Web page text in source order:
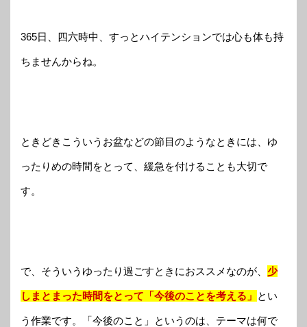
365日、四六時中、すっとハイテンションでは心も体も持
ちませんからね。
ときどきこういうお盆などの節目のようなときには、ゆ
ったりめの時間をとって、緩急を付けることも大切で
す。
で、そういうゆったり過ごすときにおススメなのが、 少
しまとまった時間をとって「今後のことを考える」 とい
う作業です。「今後のこと」というのは、テーマは何で